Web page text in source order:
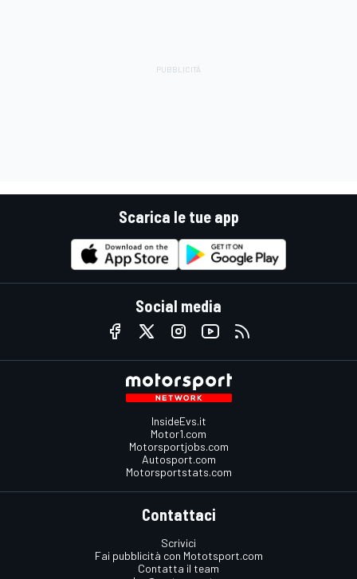
Scarica le tue app
Social media
InsideEvs.it
Motor1.com
Motorsportjobs.com
Autosport.com
Motorsportstats.com
Contattaci
Scrivici
Fai pubblicità con Mototsport.com
Contatta il team